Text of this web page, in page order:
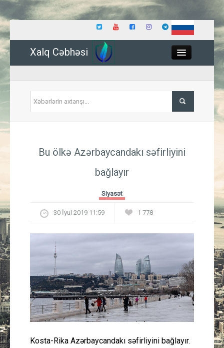
Xalq Cəbhəsi
İqtisadiyyat
Güney Azərbaycan
Mədəniyyət
Müsahibə
İdman
Layihə
Bu ölkə Azərbaycandakı səfirliyini
bağlayır
Siyasət
30 İyul 2019 11:59 1 778
Kosta-Rika Azərbaycandakı səfirliyini bağlayır.